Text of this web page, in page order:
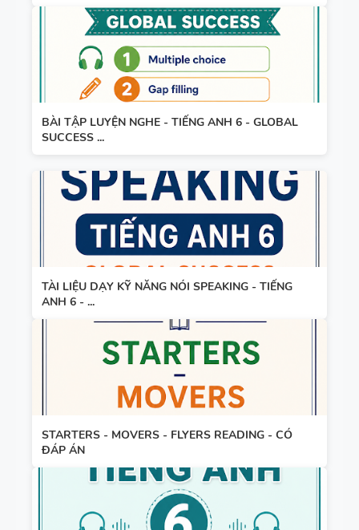
BÀI TẬP LUYỆN NGHE - TIẾNG ANH 6 - GLOBAL
SUCCESS ...
TÀI LIỆU DẠY KỸ NĂNG NÓI SPEAKING - TIẾNG
ANH 6 - ...
STARTERS - MOVERS - FLYERS READING - CÓ
ĐÁP ÁN